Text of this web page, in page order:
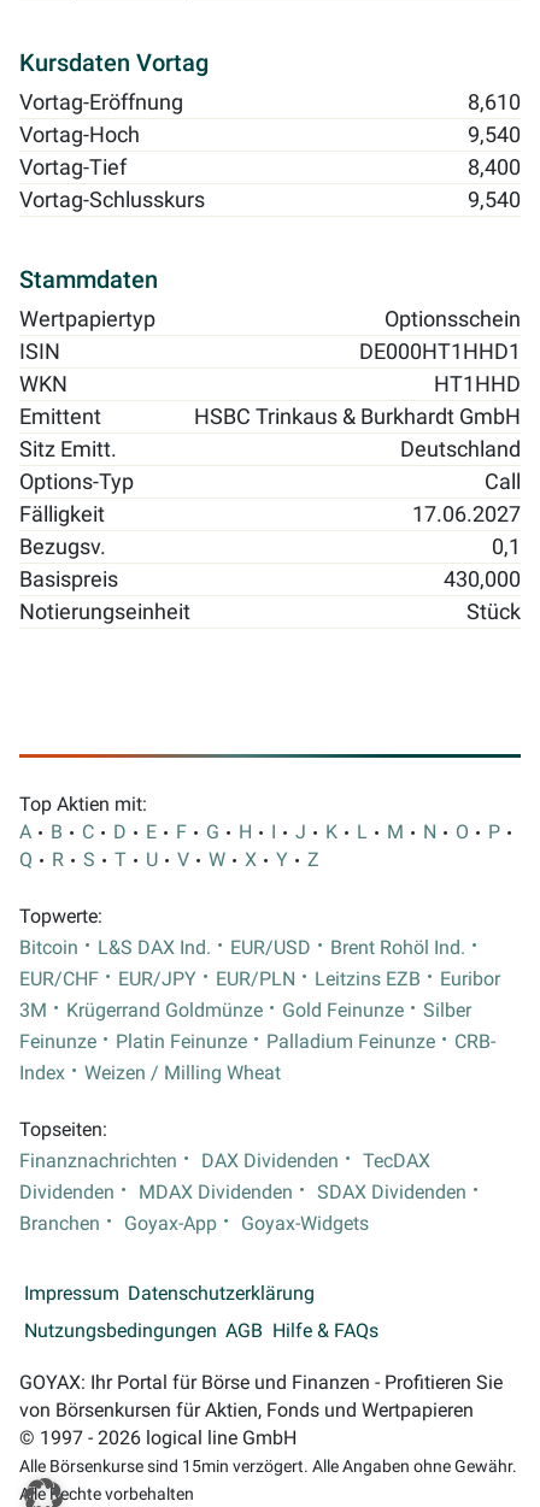
Kursdaten Vortag
Vortag-Eröffnung
8,610
Vortag-Hoch
9,540
Vortag-Tief
8,400
Vortag-Schlusskurs
9,540
Stammdaten
Wertpapiertyp
Optionsschein
ISIN
DE000HT1HHD1
WKN
HT1HHD
Emittent
HSBC Trinkaus & Burkhardt GmbH
Sitz Emitt.
Deutschland
Options-Typ
Call
Fälligkeit
17.06.2027
Bezugsv.
0,1
Basispreis
430,000
Notierungseinheit
Stück
Top Aktien mit:
A
B C D E F G H I J K L M N O
P
Q
R S T U V W X Y Z
Topwerte:
Bitcoin
L&S DAX Ind. EUR/USD
Brent Rohöl Ind.
EUR/CHF
EUR/JPY EUR/PLN Leitzins EZB
Euribor
3M
Krügerrand Goldmünze Gold Feinunze
Silber
Feinunze
Platin Feinunze Palladium Feinunze
CRB-
Index
Weizen / Milling Wheat
Topseiten:
Finanznachrichten
DAX Dividenden
TecDAX
Dividenden
MDAX Dividenden
SDAX Dividenden
Branchen
Goyax-App Goyax-Widgets
Impressum Datenschutzerklärung
Nutzungsbedingungen AGB Hilfe & FAQs
GOYAX: Ihr Portal für Börse und Finanzen - Profitieren Sie
von Börsenkursen für Aktien, Fonds und Wertpapieren
© 1997 - 2026 logical line GmbH
Alle Börsenkurse sind 15min verzögert. Alle Angaben ohne Gewähr.
Alle Rechte vorbehalten